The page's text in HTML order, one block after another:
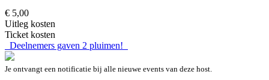
€ 5,00
Uitleg kosten
Ticket kosten
Deelnemers gaven 2 pluimen!
Je ontvangt een notificatie bij alle nieuwe events van deze host.